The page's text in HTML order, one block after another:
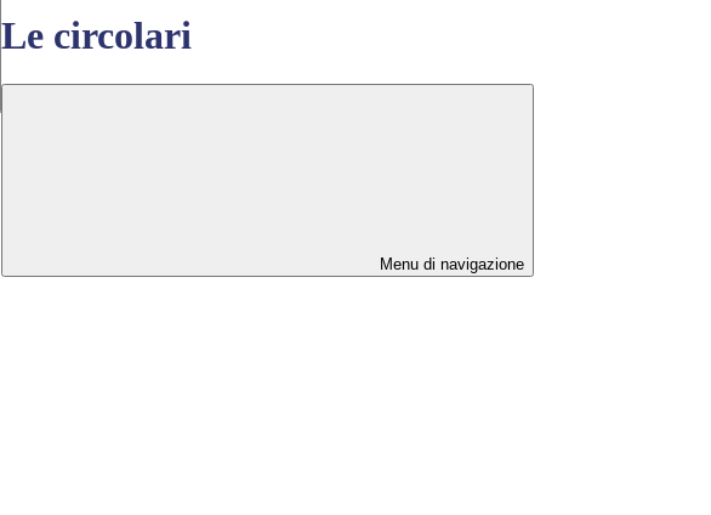
Le circolari
Menu di navigazione